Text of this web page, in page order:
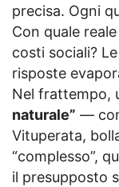
precisa. Ogni
Con quale
costi sociali?
risposte
Nel frattempo,
naturale” —
Vituperata,
“complesso”,
il presupposto